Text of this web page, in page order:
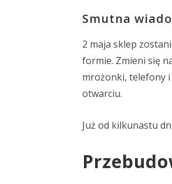
Smutna
2 maja sklep
formie. Zmieni się
mrożonki, telefony
otwarciu.
Już od kilkunastu